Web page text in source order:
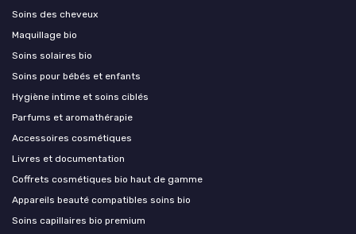
Soins des cheveux
Maquillage bio
Soins solaires bio
Soins pour bébés et enfants
Hygiène intime et soins ciblés
Parfums et aromathérapie
Accessoires cosmétiques
Livres et documentation
Coffrets cosmétiques bio haut de gamme
Appareils beauté compatibles soins bio
Soins capillaires bio premium